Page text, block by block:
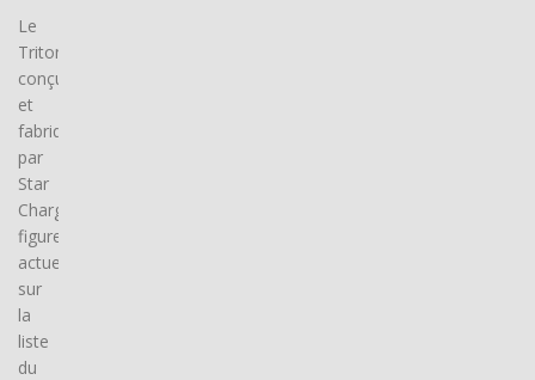
Le
Triton,
conçu
et
fabriqué
par
Star
Charge,
figure
actuellement
sur
la
liste
du